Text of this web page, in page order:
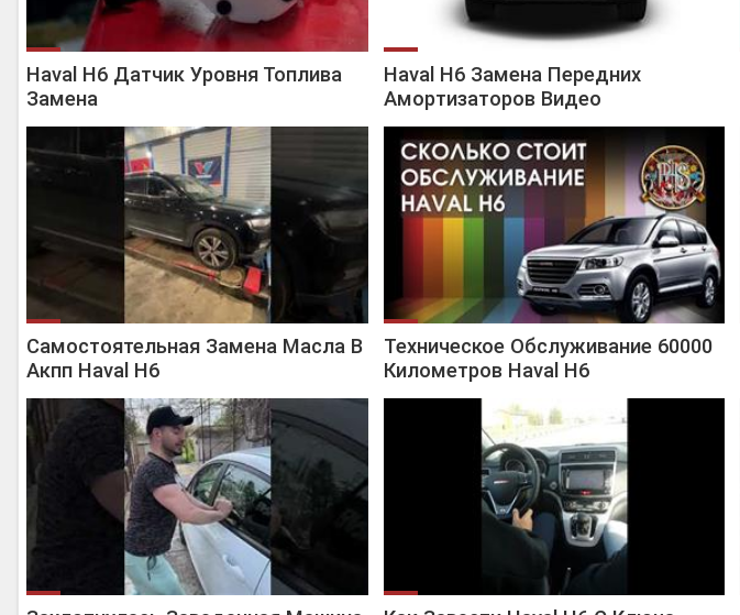
Haval H6 Датчик Уровня Топлива
Замена
Haval H6 Замена Передних
Амортизаторов Видео
Самостоятельная Замена Масла В
Акпп Haval H6
Техническое Обслуживание 60000
Километров Haval H6